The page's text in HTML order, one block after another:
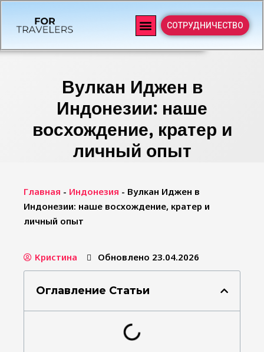
СОТРУДНИЧЕСТВО
Вулкан Иджен в
Индонезии: наше
восхождение, кратер и
личный опыт
Главная - Индонезия - Вулкан Иджен в
Индонезии: наше восхождение, кратер и
личный опыт
Кристина Обновлено 23.04.2026
Оглавление Статьи